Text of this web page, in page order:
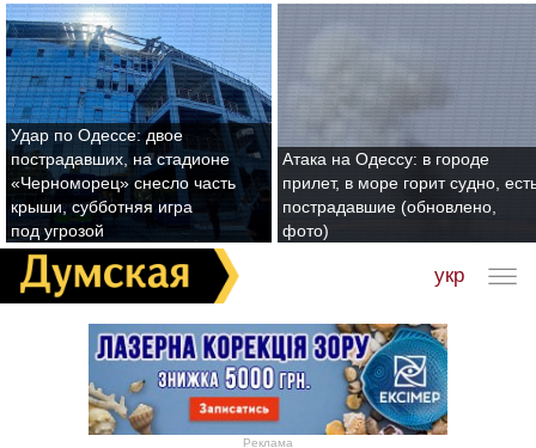
Удар по Одессе: двое
пострадавших, на стадионе
«Черноморец» снесло часть
крыши, субботняя игра
под угрозой
Атака на Одессу: в городе
прилет, в море горит судно,
пострадавшие (обновлено,
фото)
укр
Реклама